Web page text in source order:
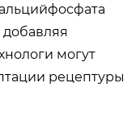
могут
рецептуры